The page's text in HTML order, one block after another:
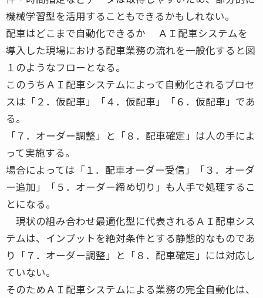
機械学習型を活用することもできるかもしれない。
配車はどこまで自動化できるか ＡＩ配車システムを
導入した現場における配車業務の流れを一般化すると図
１のようなフローとなる。
このうちＡＩ配車システムによって自動化されるプロセ
スは「２．仮配車」「４．仮配車」「６．仮配車」であ
る。
「７．オーダー調整」と「８．配車確定」は人の手によ
って実施する。
場合によっては「１．配車オーダー受信」「３．オーダ
ー追加」「５．オーダー締め切り」も人手で処理するこ
とになる。
現状の組み合わせ最適化型に代表されるＡＩ配車シス
テムは、インプットを絶対条件とする静態的なものであ
り「７．オーダー調整」と「８．配車確定」には対応し
ていない。
そのためＡＩ配車システムによる業務の完全自動化は、